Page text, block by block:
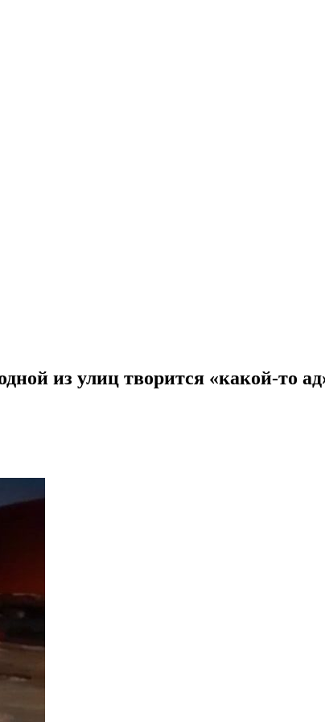
из улиц творится «какой-то